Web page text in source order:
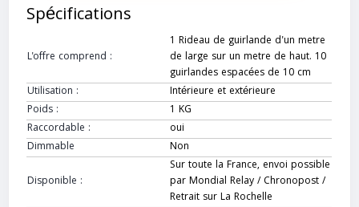
Spécifications
L'offre comprend :
1 Rideau de guirlande d'un metre
de large sur un metre de haut. 10
guirlandes espacées de 10 cm
Utilisation :
Intérieure et extérieure
Poids :
1 KG
Raccordable :
oui
Dimmable
Non
Disponible :
Sur toute la France, envoi possible
par Mondial Relay / Chronopost /
Retrait sur La Rochelle